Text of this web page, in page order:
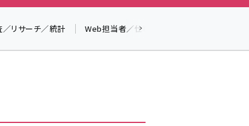
／リサーチ／統計 Web担当者／仕事